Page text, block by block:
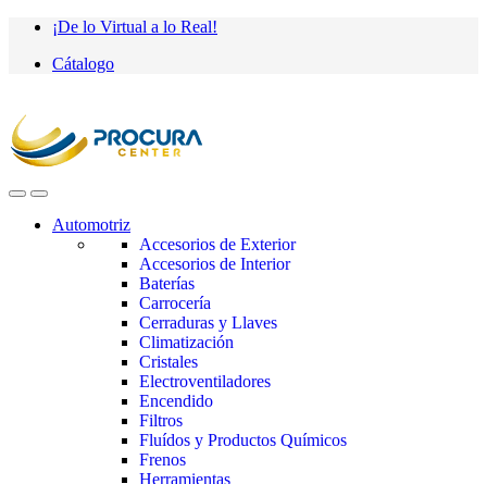
Saltar
navegación
saltar
contenido
¡De lo Virtual a lo Real!
Cátalogo
Automotriz
Accesorios de Exterior
Accesorios de Interior
Baterías
Carrocería
Cerraduras y Llaves
Climatización
Cristales
Electroventiladores
Encendido
Filtros
Fluídos y Productos Químicos
Frenos
Herramientas